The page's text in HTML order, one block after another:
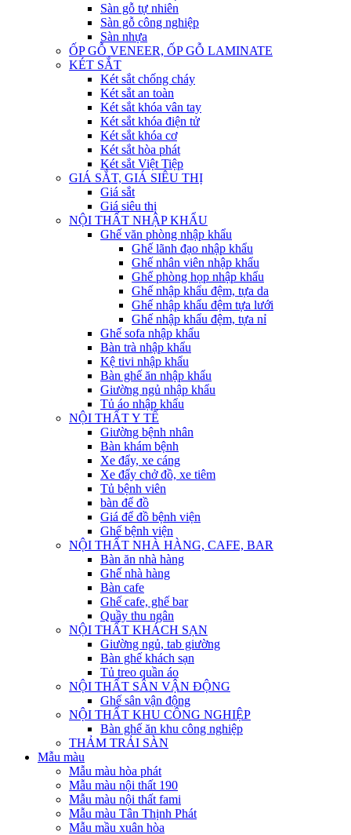
Sàn gỗ tự nhiên
Sàn gỗ công nghiệp
Sàn nhựa
ỐP GỖ VENEER, ỐP GỖ LAMINATE
KÉT SẮT
Két sắt chống cháy
Két sắt an toàn
Két sắt khóa vân tay
Két sắt khóa điện tử
Két sắt khóa cơ
Két sắt hòa phát
Két sắt Việt Tiệp
GIÁ SẮT, GIÁ SIÊU THỊ
Giá sắt
Giá siêu thị
NỘI THẤT NHẬP KHẨU
Ghế văn phòng nhập khẩu
Ghế lãnh đạo nhập khẩu
Ghế nhân viên nhập khẩu
Ghế phòng họp nhập khẩu
Ghế nhập khẩu đệm, tựa da
Ghế nhập khẩu đệm tựa lưới
Ghế nhập khẩu đệm, tựa nỉ
Ghế sofa nhập khẩu
Bàn trà nhập khẩu
Kệ tivi nhập khẩu
Bàn ghế ăn nhập khẩu
Giường ngủ nhập khẩu
Tủ áo nhập khẩu
NỘI THẤT Y TẾ
Giường bệnh nhân
Bàn khám bệnh
Xe đẩy, xe cáng
Xe đẩy chở đồ, xe tiêm
Tủ bệnh viên
bàn để đồ
Giá để đồ bệnh viện
Ghế bệnh viện
NỘI THẤT NHÀ HÀNG, CAFE, BAR
Bàn ăn nhà hàng
Ghế nhà hàng
Bàn cafe
Ghế cafe, ghế bar
Quầy thu ngân
NỘI THẤT KHÁCH SẠN
Giường ngủ, tab giường
Bàn ghế khách sạn
Tủ treo quần áo
NỘI THẤT SÂN VẬN ĐỘNG
Ghế sân vận động
NỘI THẤT KHU CÔNG NGHIỆP
Bàn ghế ăn khu công nghiệp
THẢM TRẢI SÀN
Mẫu màu
Mẫu màu hòa phát
Mẫu màu nội thất 190
Mẫu màu nội thất fami
Mẫu màu Tân Thịnh Phát
Mẫu mầu xuân hòa